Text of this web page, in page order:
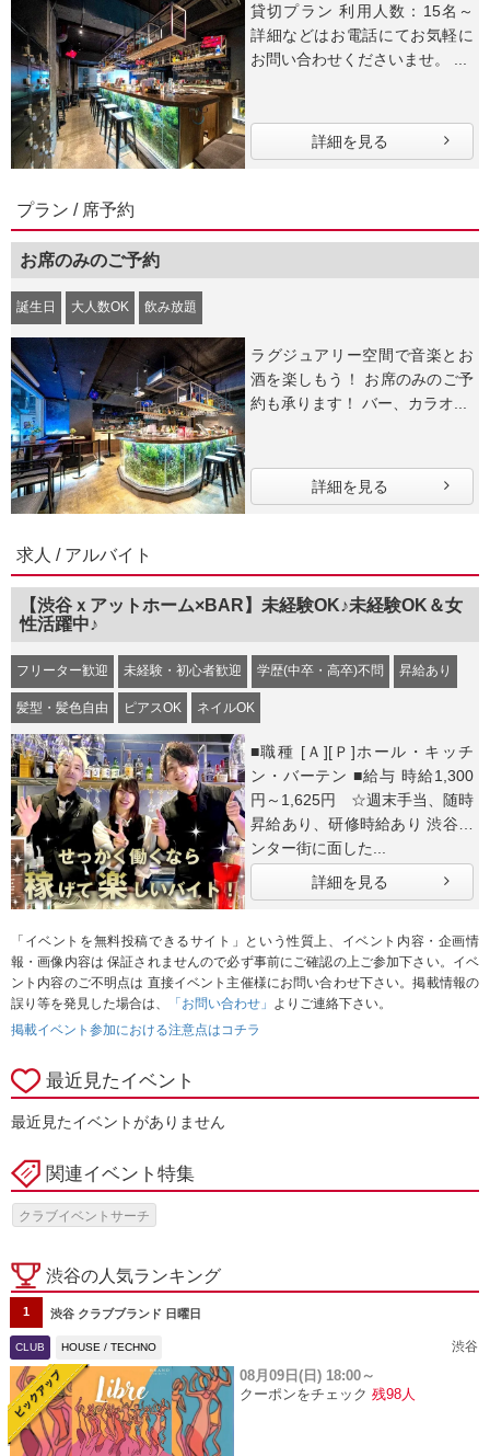
貸切プラン 利用人数：15名～
詳細などはお電話にてお気軽に
詳細を見る
プラン / 席予約
お席のみのご予約
誕生日 大人数OK 飲み放題
ラグジュアリー空間で音楽とお
酒を楽しもう！ お席のみのご予
約も承ります！ バー、カラオ...
詳細を見る
求人 / アルバイト
【渋谷ｘアットホーム×BAR】未経験OK♪未経験OK＆女
性活躍中♪
フリーター歓迎 未経験・初心者歓迎 学歴(中卒・高卒)不問 昇給あり
髪型・髪色自由 ピアスOK ネイルOK
■職種 [Ａ][Ｐ]ホール・キッチ
ン・バーテン ■給与 時給1,300
円～1,625円 ☆週末手当、随時
昇給あり、研修時給あり 渋谷セ
ンター街に面した...
詳細を見る
「イベントを無料投稿できるサイト」という性質上、イベント内容・企画情
報・画像内容は 保証されませんので必ず事前にご確認の上ご参加下さい。イベ
ント内容のご不明点は 直接イベント主催様にお問い合わせ下さい。掲載情報の
誤り等を発見した場合は、
「お問い合わせ」 よりご連絡下さい。
掲載イベント参加における注意点はコチラ
最近見たイベント
最近見たイベントがありません
関連イベント特集
クラブイベントサーチ
渋谷の人気ランキング
1 渋谷 クラブブランド 日曜日
CLUB HOUSE / TECHNO 渋谷
08月09日(日) 18:00～
クーポンをチェック 残98人